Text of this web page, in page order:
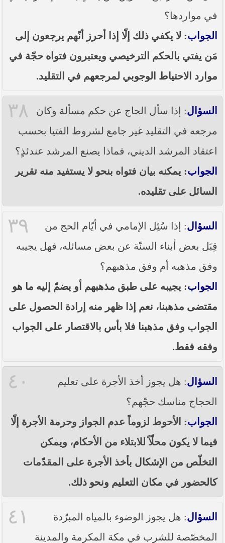
في مواردها؟
الجواب: لا يكفي ذلك إلّا إذا أحرز أنّهم يرجعون إلى
مَن يفتي بالحكم الترخيصي ويعتبرون فتواه حجّة في
موارد الاحتياط الوجوبي لمرجعهم في التقليد.
٣٨ السؤال: إذا سأل الحاج عن حكم مسألة وكان
مرجعه في التقليد غير جامع لشروط الفتيا بحسب
اعتقاد المرشد الديني، فماذا يصنع المرشد عندئذٍ؟
الجواب: يمكنه بيان فتواه بنحو لا يستفيد منه تقرير
السائل على تقليده.
٣٩ السؤال: إذا سُئِل الإمامي في أيّام الحج من
قِبَل بعض أبناء السنّة عن بعض مسائله، فهل يجيبه
وفق مذهبه أم وفق مذهبهم؟
الجواب: يجيبه على طبق مذهبهم أو يضمّ إليه ما هو
مقتضى مذهبنا، نعم إذا ظهر منه إرادة الحصول على
الجواب وفق مذهبنا فلا بأس بالاقتصار على الجواب
وفقه فقط.
٤٠ السؤال: هل يجوز أخذ الأجرة على تعليم
الحجاج مناسك حجّهم؟
الجواب: الأحوط لزوماً عدم الجواز وحرمة الأجرة إلّا
فيما لا يكون محلّاً للابتلاء من الأحكام، ويمكن
التخلّص من الإشكال بأخذ الأجرة على المقدّمات
كالحضور في مكان التعليم ونحو ذلك.
٤١ السؤال: هل يجوز الوضوء بالمياه المبرّدة
المخصّصة للشرب في مكة المكرمة والمدينة